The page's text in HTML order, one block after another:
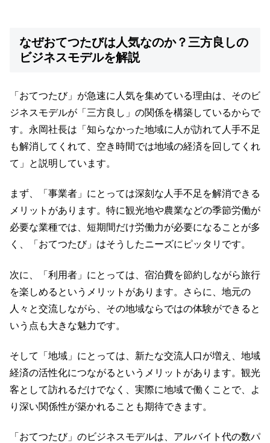
なぜおてつたびは人気なのか？三方良しの
ビジネスモデルを解説
「おてつたび」が急速に人気を集めている理由は、そのビ
ジネスモデルが「三方良し」の関係を構築しているからで
す。永岡社長は「知らなかった地域に人が訪れて人手不足
も解消してくれて、空き時間では地域の経済を回してくれ
て」と説明しています。
まず、「事業者」にとっては深刻な人手不足を解消できる
メリットがあります。特に観光地や農業などの季節労働が
必要な業種では、短期間だけ労働力が必要になることが多
く、「おてつたび」はそうしたニーズにピッタリです。
次に、「利用者」にとっては、宿泊費を節約しながら旅行
を楽しめるというメリットがあります。さらに、地元の
人々と交流しながら、その地域ならではの体験ができると
いう点も大きな魅力です。
そして「地域」にとっては、新たな交流人口が増え、地域
経済の活性化につながるというメリットがあります。観光
客として訪れるだけでなく、実際に地域で働くことで、よ
り深い関係性が築かれることも期待できます。
「おてつたび」のビジネスモデルは、アルバイト代の数パ